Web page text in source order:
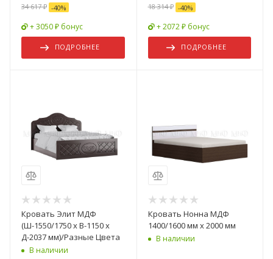
34 617 ₽ -40%
+ 3050 ₽ бонус
ПОДРОБНЕЕ
18 314 ₽ -40%
+ 2072 ₽ бонус
ПОДРОБНЕЕ
Кровать Элит МДФ
(Ш-1550/1750 х В-1150 х
Д-2037 мм)/Разные Цвета
В наличии
Кровать Нонна МДФ
1400/1600 мм х 2000 мм
В наличии